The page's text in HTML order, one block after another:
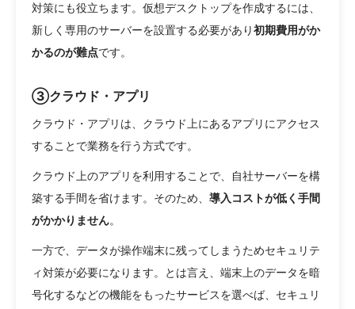
対策にも役立ちます。仮想デスクトップを作成するには、
新しく専用のサーバーを設置する必要があり初期費用がか
かるのが難点です。
③クラウド・アプリ
クラウド・アプリは、クラウド上にあるアプリにアクセス
することで業務を行う方式です。
クラウド上のアプリを利用することで、自社サーバーを構
築する手間を省けます。そのため、 導入コストが低く手間
がかかりません。
一方で、データが操作端末に残ってしまうためセキュリテ
ィ対策が必要になります。とは言え、端末上のデータを暗
号化するなどの機能をもったサービスを選べば、セキュリ